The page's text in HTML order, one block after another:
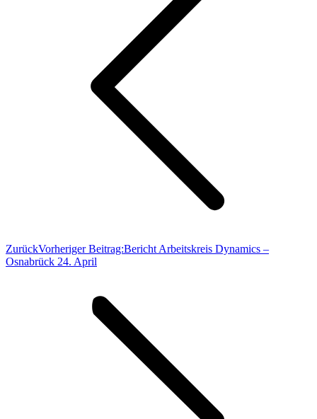
ZurückVorheriger Beitrag:Bericht Arbeitskreis Dynamics –
Osnabrück 24. April